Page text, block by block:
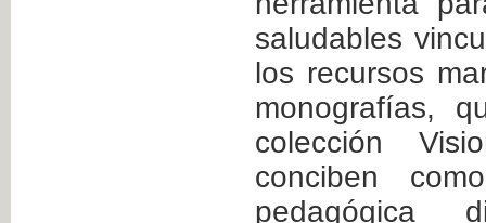
saludables
los recursos
monografías,
colección
conciben
pedagógica